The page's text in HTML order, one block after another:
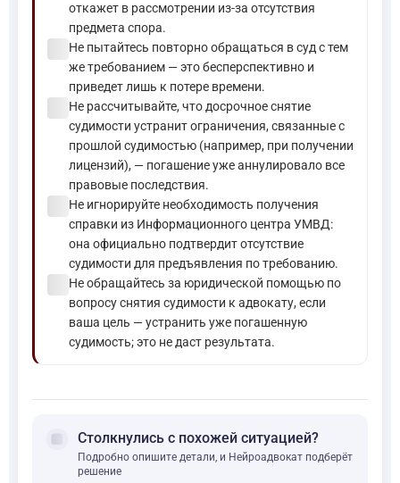
откажет в рассмотрении из-за отсутствия
предмета спора.
Не пытайтесь повторно обращаться в суд с тем
же требованием — это бесперспективно и
приведет лишь к потере времени.
Не рассчитывайте, что досрочное снятие
судимости устранит ограничения, связанные с
прошлой судимостью (например, при получении
лицензий), — погашение уже аннулировало все
правовые последствия.
Не игнорируйте необходимость получения
справки из Информационного центра УМВД:
она официально подтвердит отсутствие
судимости для предъявления по требованию.
Не обращайтесь за юридической помощью по
вопросу снятия судимости к адвокату, если
ваша цель — устранить уже погашенную
судимость; это не даст результата.
forum Столкнулись с похожей ситуацией?
Подробно опишите детали, и Нейроадвокат подберёт
решение